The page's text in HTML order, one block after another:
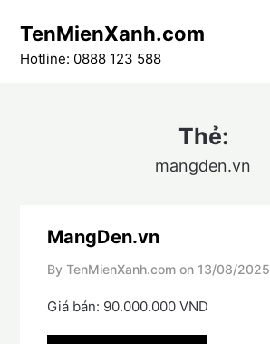
content
TenMienXanh.com
Hotline: 0888 123 588
Thẻ:
mangden.vn
MangDen.vn
By TenMienXanh.com on 13/08/2025
Giá bán: 90.000.000 VND